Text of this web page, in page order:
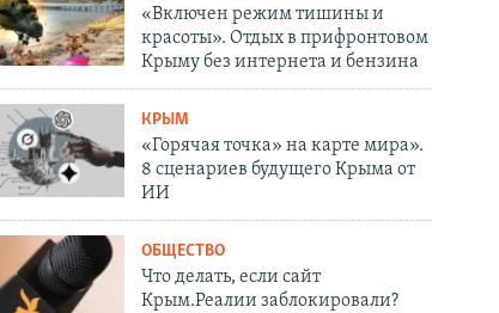
«Включен режим тишины и
красоты». Отдых в прифронтовом
Крыму без интернета и бензина
КРЫМ
«Горячая точка» на карте мира».
8 сценариев будущего Крыма от
ИИ
ОБЩЕСТВО
Что делать, если сайт
Крым.Реалии заблокировали?